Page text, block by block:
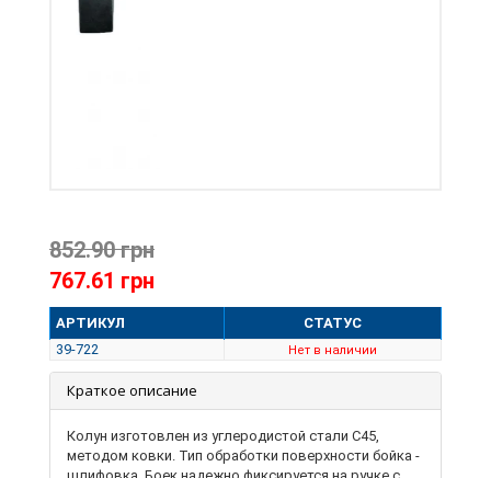
852.90 грн
767.61 грн
АРТИКУЛ
СТАТУС
39-722
Нет в наличии
Краткое описание
Колун изготовлен из углеродистой стали С45,
методом ковки. Тип обработки поверхности бойка -